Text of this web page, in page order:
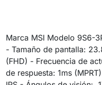
Marca MSI Modelo
- Tamaño de pantalla:
(FHD) - Frecuencia de
de respuesta: 1ms